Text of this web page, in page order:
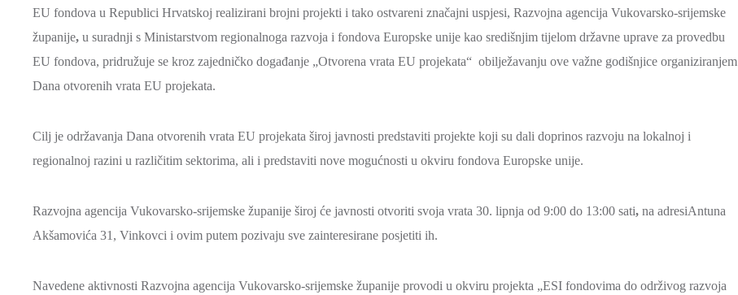
EU fondova u Republici Hrvatskoj realizirani brojni projekti i tako ostvareni značajni uspjesi, Razvojna agencija Vukovarsko-srijemske
županije, u suradnji s Ministarstvom regionalnoga razvoja i fondova Europske unije kao središnjim tijelom državne uprave za provedbu
EU fondova, pridružuje se kroz zajedničko događanje „Otvorena vrata EU projekata“ obilježavanju ove važne godišnjice organiziranjem
Dana otvorenih vrata EU projekata.
Cilj je održavanja Dana otvorenih vrata EU projekata široj javnosti predstaviti projekte koji su dali doprinos razvoju na lokalnoj i
regionalnoj razini u različitim sektorima, ali i predstaviti nove mogućnosti u okviru fondova Europske unije.
Razvojna agencija Vukovarsko-srijemske županije široj će javnosti otvoriti svoja vrata 30. lipnja od 9:00 do 13:00 sati, na adresiAntuna
Akšamovića 31, Vinkovci i ovim putem pozivaju sve zainteresirane posjetiti ih.
Navedene aktivnosti Razvojna agencija Vukovarsko-srijemske županije provodi u okviru projekta „ESI fondovima do održivog razvoja